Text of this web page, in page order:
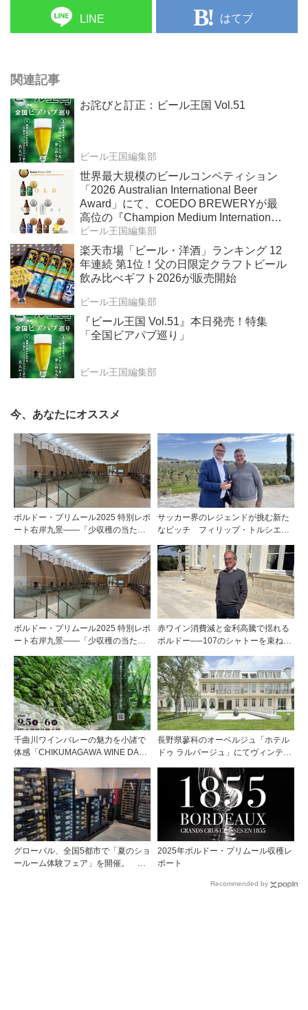
LINE はてブ
関連記事
お詫びと訂正：ビール王国 Vol.51
ビール王国編集部
世界最大規模のビールコンペティション
「2026 Australian International Beer
Award」にて、COEDO BREWERYが最
高位の『Champion Medium International
Brewery』を受賞！
ビール王国編集部
楽天市場「ビール・洋酒」ランキング 12
年連続 第1位！父の日限定クラフトビール
飲み比べギフト2026が販売開始
ビール王国編集部
『ビール王国 Vol.51』本日発売！特集
「全国ビアパブ巡り」
ビール王国編集部
今、あなたにオススメ
ボルドー・プリムール2025 特別レポ
ート右岸九景――「少収穫の当たり
ンテミリオン 有力9シャトー訪問記
サッカー界のレジェンドが挑む新た
なピッチ フィリップ・トルシエが
ボルドー・プリムール2025 特別レポ
ート右岸九景――「少収穫の当たり
ンテミリオン 有力9シャトー訪問記
赤ワイン消費減と金利高騰で揺れる
ボルドー──107のシャトーを束ねる
革
千曲川ワインバレーの魅力を小諸で
体感「CHIKUMAGAWA WINE DAYS
長野県蓼科のオーベルジュ「ホテル
ドゥ ラルパージュ」にてヴィンテー
『シャトー・ペトリュス 1976年』ほ
か計7アイテムのワインペアリング
グローバル、全国5都市で「夏のショ
ールーム体験フェア」を開催。 ワ
2025年ボルドー・プリムール収穫レ
ポート
Recommended by